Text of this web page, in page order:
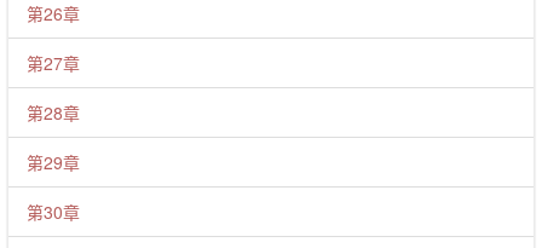
第26章
第27章
第28章
第29章
第30章